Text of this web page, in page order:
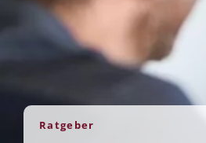
Ratgeber